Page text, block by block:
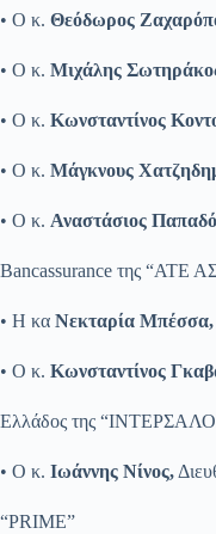
• Ο κ. Θεόδωρος
• Ο κ. Μιχάλης
• Ο κ. Κωνσταντίνος
• O κ. Μάγκνους
• Ο κ. Αναστάσιος
Bancassurance της “ΑΤΕ
• Η κα Νεκταρία Μπέσσα,
• Ο κ. Κωνσταντίνος
Ελλάδος της
• O κ. Ιωάννης Νίνος,
“PRIME”